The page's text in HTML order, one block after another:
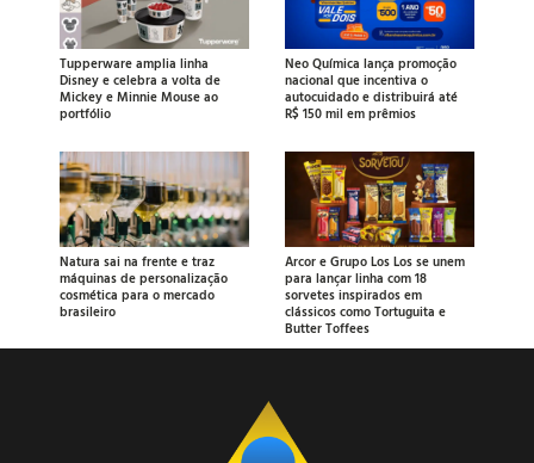
Tupperware amplia linha
Disney e celebra a volta de
Mickey e Minnie Mouse ao
portfólio
Neo Química lança promoção
nacional que incentiva o
autocuidado e distribuirá até
R$ 150 mil em prêmios
Natura sai na frente e traz
máquinas de personalização
cosmética para o mercado
brasileiro
Arcor e Grupo Los Los se unem
para lançar linha com 18
sorvetes inspirados em
clássicos como Tortuguita e
Butter Toffees